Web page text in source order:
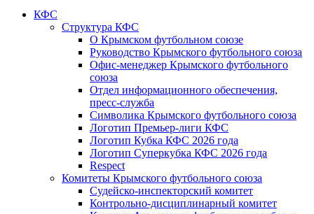
КФС
Структура КФС
О Крымском футбольном союзе
Руководство Крымского футбольного союза
Офис-менеджер Крымского футбольного
союза
Отдел информационного обеспечения,
пресс-служба
Символика Крымского футбольного союза
Логотип Премьер-лиги КФС
Логотип Кубка КФС 2026 года
Логотип Суперкубка КФС 2026 года
Respect
Комитеты Крымского футбольного союза
Судейско-инспекторский комитет
Контрольно-дисциплинарный комитет